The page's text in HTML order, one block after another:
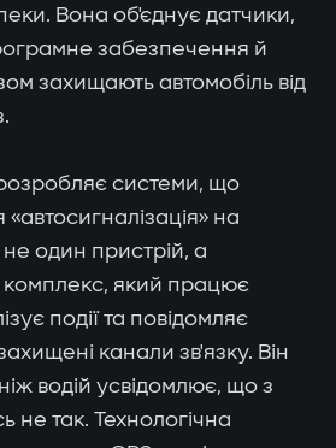
Вона об'єднує датчики,
забезпечення й
захищають автомобіль від
системи, що
на
один пристрій, а
комплекс, який працює
події та повідомляє
канали зв'язку. Він
водій усвідомлює, що з
не так. Технологічна